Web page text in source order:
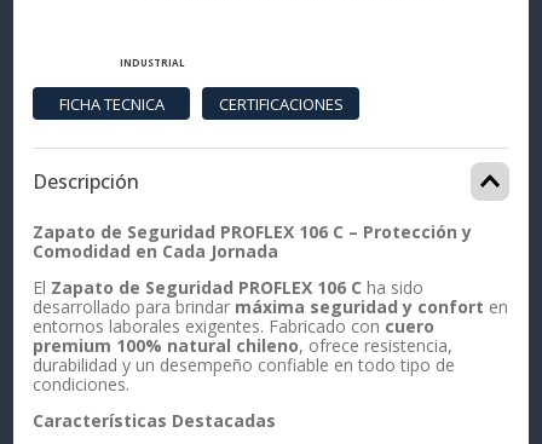
INDUSTRIAL
Descripción
Zapato de Seguridad PROFLEX 106 C – Protección y
Comodidad en Cada Jornada
El Zapato de Seguridad PROFLEX 106 C ha sido
desarrollado para brindar máxima seguridad y confort en
entornos laborales exigentes. Fabricado con cuero
premium 100% natural chileno, ofrece resistencia,
durabilidad y un desempeño confiable en todo tipo de
condiciones.
Características Destacadas